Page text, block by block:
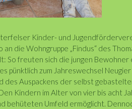
Kinder- und
die Wohngruppe „Findus“ des
So freuten sich die jungen
pünktlich zum Jahreswechsel
Auspackens der selbst
Kindern im Alter von vier bis acht
behüteten Umfeld ermöglicht.